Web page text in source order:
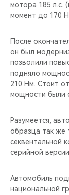
мотора 185 л.с.
момент до 170
После
он был
позволили
подняло
210 Нм. Стоит
мощности были
Разумеется,
образца так же
секвентальной
серийной версии.
Автомобиль
национальной